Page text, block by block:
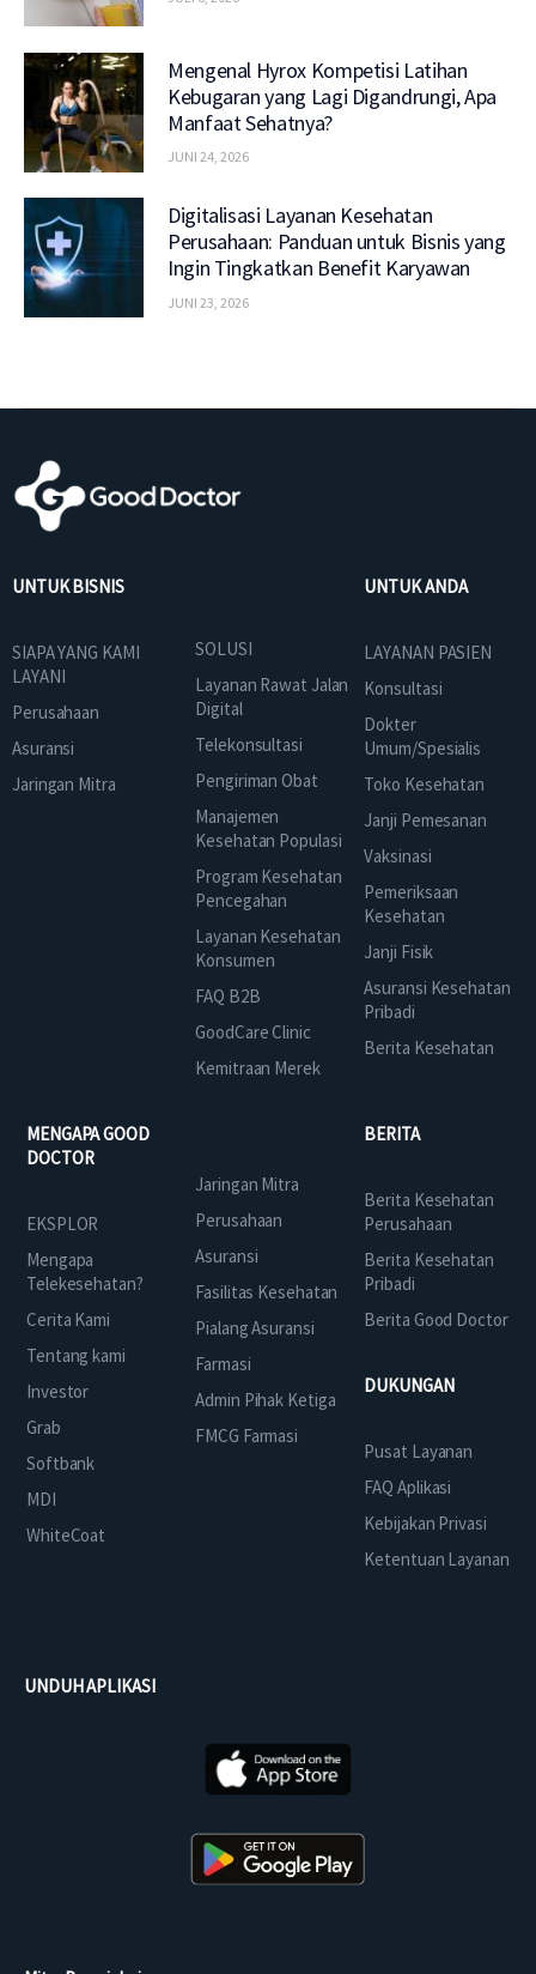
Mengenal Hyrox Kompetisi Latihan
Kebugaran yang Lagi Digandrungi, Apa
Manfaat Sehatnya?
JUNI 24, 2026
Digitalisasi Layanan Kesehatan
Perusahaan: Panduan untuk Bisnis yang
Ingin Tingkatkan Benefit Karyawan
JUNI 23, 2026
UNTUK BISNIS
SIAPA YANG KAMI
LAYANI
Perusahaan
Asuransi
Jaringan Mitra
SOLUSI
Layanan Rawat Jalan
Digital
Telekonsultasi
Pengiriman Obat
Manajemen
Kesehatan Populasi
Program Kesehatan
Pencegahan
Layanan Kesehatan
Konsumen
FAQ B2B
GoodCare Clinic
Kemitraan Merek
UNTUK ANDA
LAYANAN PASIEN
Konsultasi
Dokter
Umum/Spesialis
Toko Kesehatan
Janji Pemesanan
Vaksinasi
Pemeriksaan
Kesehatan
Janji Fisik
Asuransi Kesehatan
Pribadi
Berita Kesehatan
MENGAPA GOOD
DOCTOR
EKSPLOR
Mengapa
Telekesehatan?
Cerita Kami
Tentang kami
Investor
Grab
Softbank
MDI
WhiteCoat
Jaringan Mitra
Perusahaan
Asuransi
Fasilitas Kesehatan
Pialang Asuransi
Farmasi
Admin Pihak Ketiga
FMCG Farmasi
BERITA
Berita Kesehatan
Perusahaan
Berita Kesehatan
Pribadi
Berita Good Doctor
DUKUNGAN
Pusat Layanan
FAQ Aplikasi
Kebijakan Privasi
Ketentuan Layanan
UNDUH APLIKASI